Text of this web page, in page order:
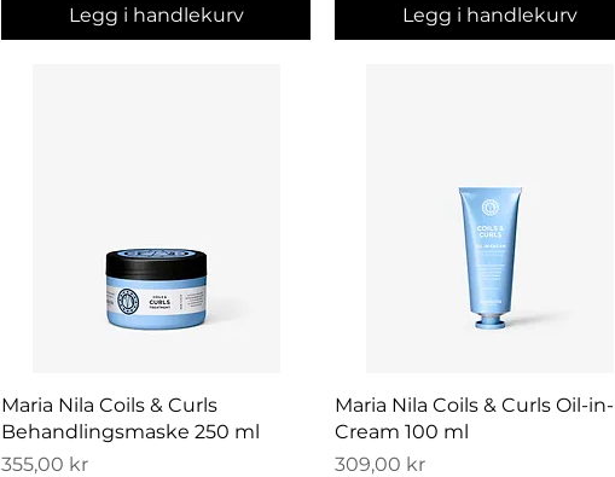
Legg i handlekurv Legg i handlekurv
Hurtigvisning
Maria Nila Coils & Curls
Behandlingsmaske 250 ml
Pris
355,00 kr
Hurtigvisning
Maria Nila Coils & Curls Oil-in-
Cream 100 ml
Pris
309,00 kr